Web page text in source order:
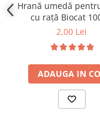
4%), uleiuri și
minerale.
Aditivi nutritivi/kg:
mg, Zinc 19 mg,
Constituenți
4,5%, umiditate
Hrană umedă
cu rață Biocat
2,00 Lei
ADAUGA IN